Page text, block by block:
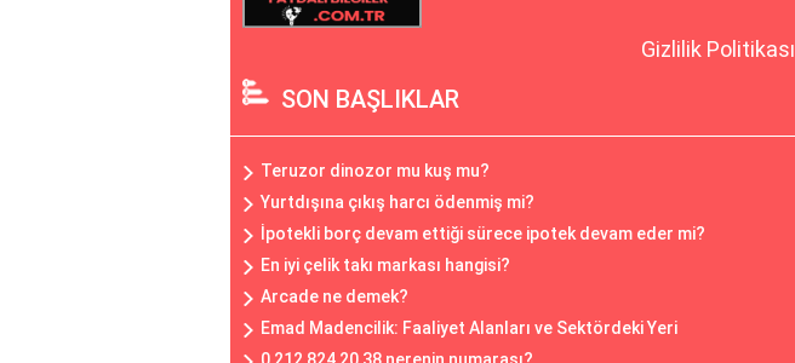
Gizlilik Politikası
SON BAŞLIKLAR
Teruzor dinozor mu kuş mu?
Yurtdışına çıkış harcı ödenmiş mi?
İpotekli borç devam ettiği sürece ipotek devam eder mi?
En iyi çelik takı markası hangisi?
Arcade ne demek?
Emad Madencilik: Faaliyet Alanları ve Sektördeki Yeri